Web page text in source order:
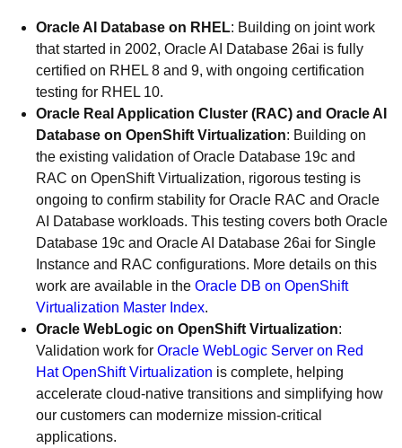
Oracle AI Database on RHEL: Building on joint work
that started in 2002, Oracle AI Database 26ai is fully
certified on RHEL 8 and 9, with ongoing certification
testing for RHEL 10.
Oracle Real Application Cluster (RAC) and Oracle AI
Database on OpenShift Virtualization: Building on
the existing validation of Oracle Database 19c and
RAC on OpenShift Virtualization, rigorous testing is
ongoing to confirm stability for Oracle RAC and Oracle
AI Database workloads. This testing covers both Oracle
Database 19c and Oracle AI Database 26ai for Single
Instance and RAC configurations. More details on this
work are available in the Oracle DB on OpenShift
Virtualization Master Index.
Oracle WebLogic on OpenShift Virtualization:
Validation work for Oracle WebLogic Server on Red
Hat OpenShift Virtualization is complete, helping
accelerate cloud-native transitions and simplifying how
our customers can modernize mission-critical
applications.